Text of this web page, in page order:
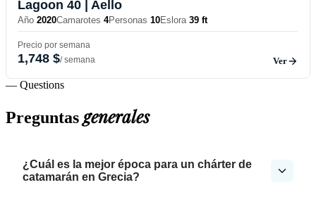
Lagoon 40 | Aello
Año 2020Camarotes 4Personas 10Eslora 39 ft
Precio por semana
1,748 $/ semana Ver
— Questions
Preguntasgenerales
¿Cuál es la mejor época para un chárter de
catamarán en Grecia?